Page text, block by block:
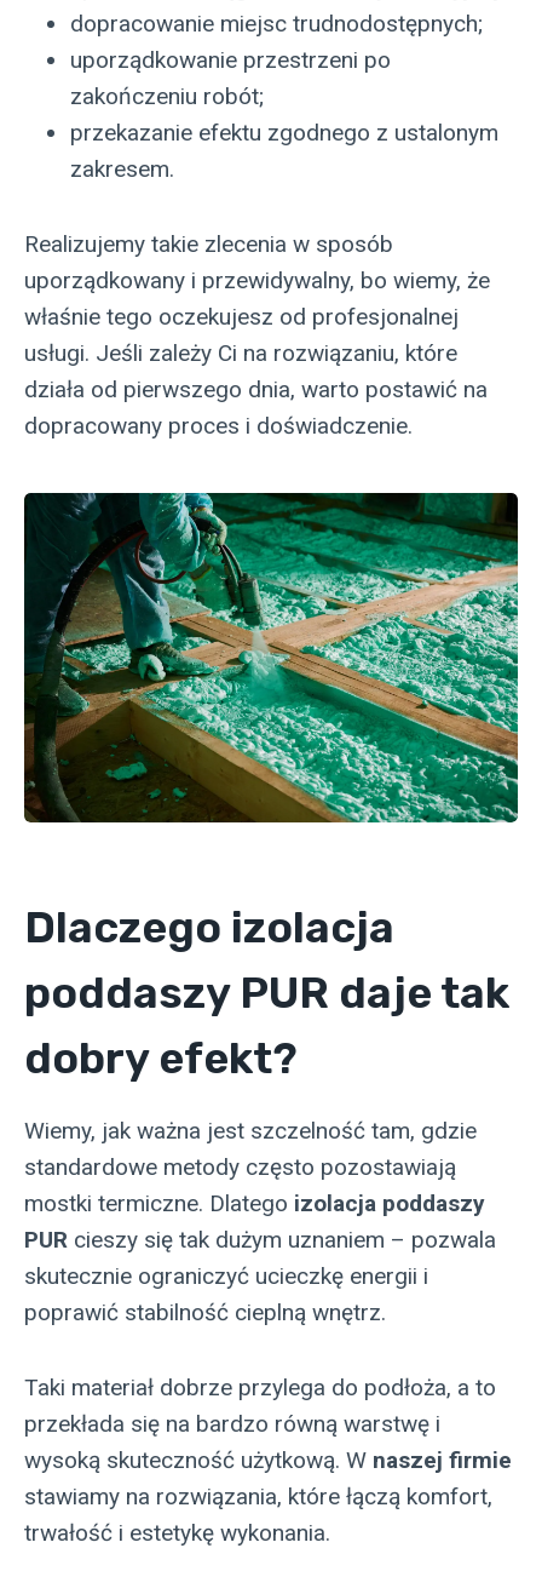
dopracowanie miejsc trudnodostępnych;
uporządkowanie przestrzeni po
zakończeniu robót;
przekazanie efektu zgodnego z ustalonym
zakresem.
Realizujemy takie zlecenia w sposób
uporządkowany i przewidywalny, bo wiemy, że
właśnie tego oczekujesz od profesjonalnej
usługi. Jeśli zależy Ci na rozwiązaniu, które
działa od pierwszego dnia, warto postawić na
dopracowany proces i doświadczenie.
Dlaczego izolacja
poddaszy PUR daje tak
dobry efekt?
Wiemy, jak ważna jest szczelność tam, gdzie
standardowe metody często pozostawiają
mostki termiczne. Dlatego izolacja poddaszy
PUR cieszy się tak dużym uznaniem – pozwala
skutecznie ograniczyć ucieczkę energii i
poprawić stabilność cieplną wnętrz.
Taki materiał dobrze przylega do podłoża, a to
przekłada się na bardzo równą warstwę i
wysoką skuteczność użytkową. W naszej firmie
stawiamy na rozwiązania, które łączą komfort,
trwałość i estetykę wykonania.